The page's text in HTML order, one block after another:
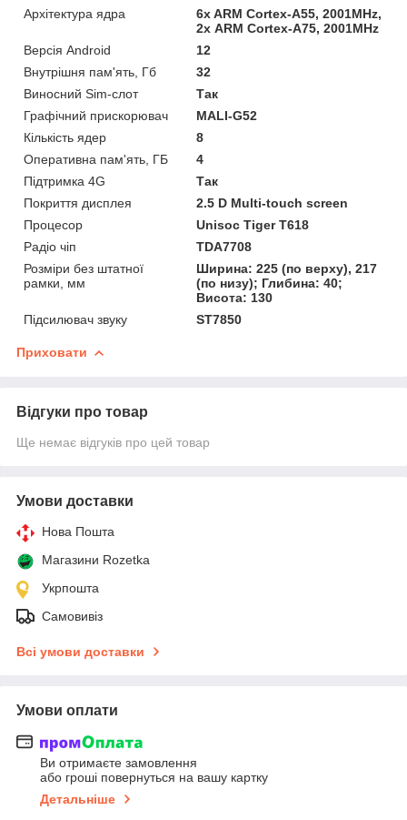
Архітектура ядра
6x ARM Cortex-A55, 2001MHz,
2х ARM Cortex-A75, 2001MHz
Версія Android
12
Внутрішня пам'ять, Гб
32
Виносний Sim-слот
Так
Графічний прискорювач
MALI-G52
Кількість ядер
8
Оперативна пам'ять, ГБ
4
Підтримка 4G
Так
Покриття дисплея
2.5 D Multi-touch screen
Процесор
Unisoc Tiger T618
Радіо чіп
TDA7708
Розміри без штатної
рамки, мм
Ширина: 225 (по верху), 217
(по низу); Глибина: 40;
Висота: 130
Підсилювач звуку
ST7850
Приховати
Відгуки про товар
Ще немає відгуків про цей товар
Умови доставки
Нова Пошта
Магазини Rozetka
Укрпошта
Самовивіз
Всі умови доставки
Умови оплати
Ви отримаєте замовлення
або гроші повернуться на вашу картку
Детальніше